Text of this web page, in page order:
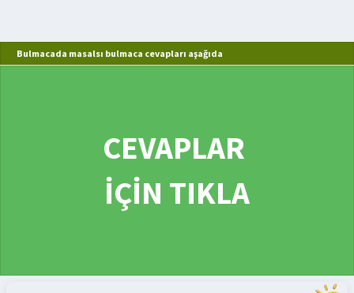
Bulmacada masalsı bulmaca cevapları aşağıda
CEVAPLAR
İÇİN TIKLA